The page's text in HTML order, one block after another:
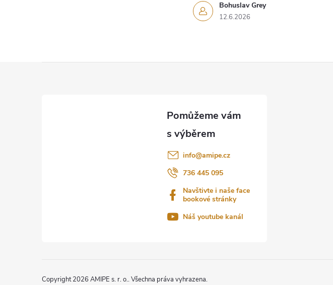
p
s
Bohuslav Grey
12.6.2026
info@amipe.cz
736 445 095
Navštivte i naše face
bookové stránky
Náš youtube kanál
Copyright 2026 AMIPE s. r. o.. Všechna práva vyhrazena.